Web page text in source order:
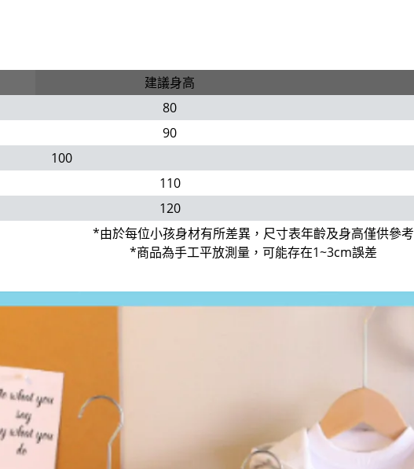
建議身高
80
90
100
110
120
*由於每位小孩身材有所差異，尺寸表年齡及身高僅供參考
*商品為手工平放測量，可能存在1~3cm誤差